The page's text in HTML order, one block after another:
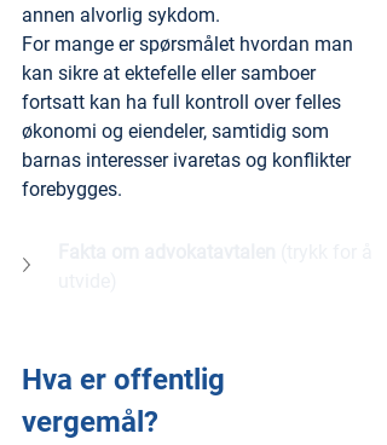
annen alvorlig sykdom.
For mange er spørsmålet hvordan man
kan sikre at ektefelle eller samboer
fortsatt kan ha full kontroll over felles
økonomi og eiendeler, samtidig som
barnas interesser ivaretas og konflikter
forebygges.
Hva er offentlig
vergemål?